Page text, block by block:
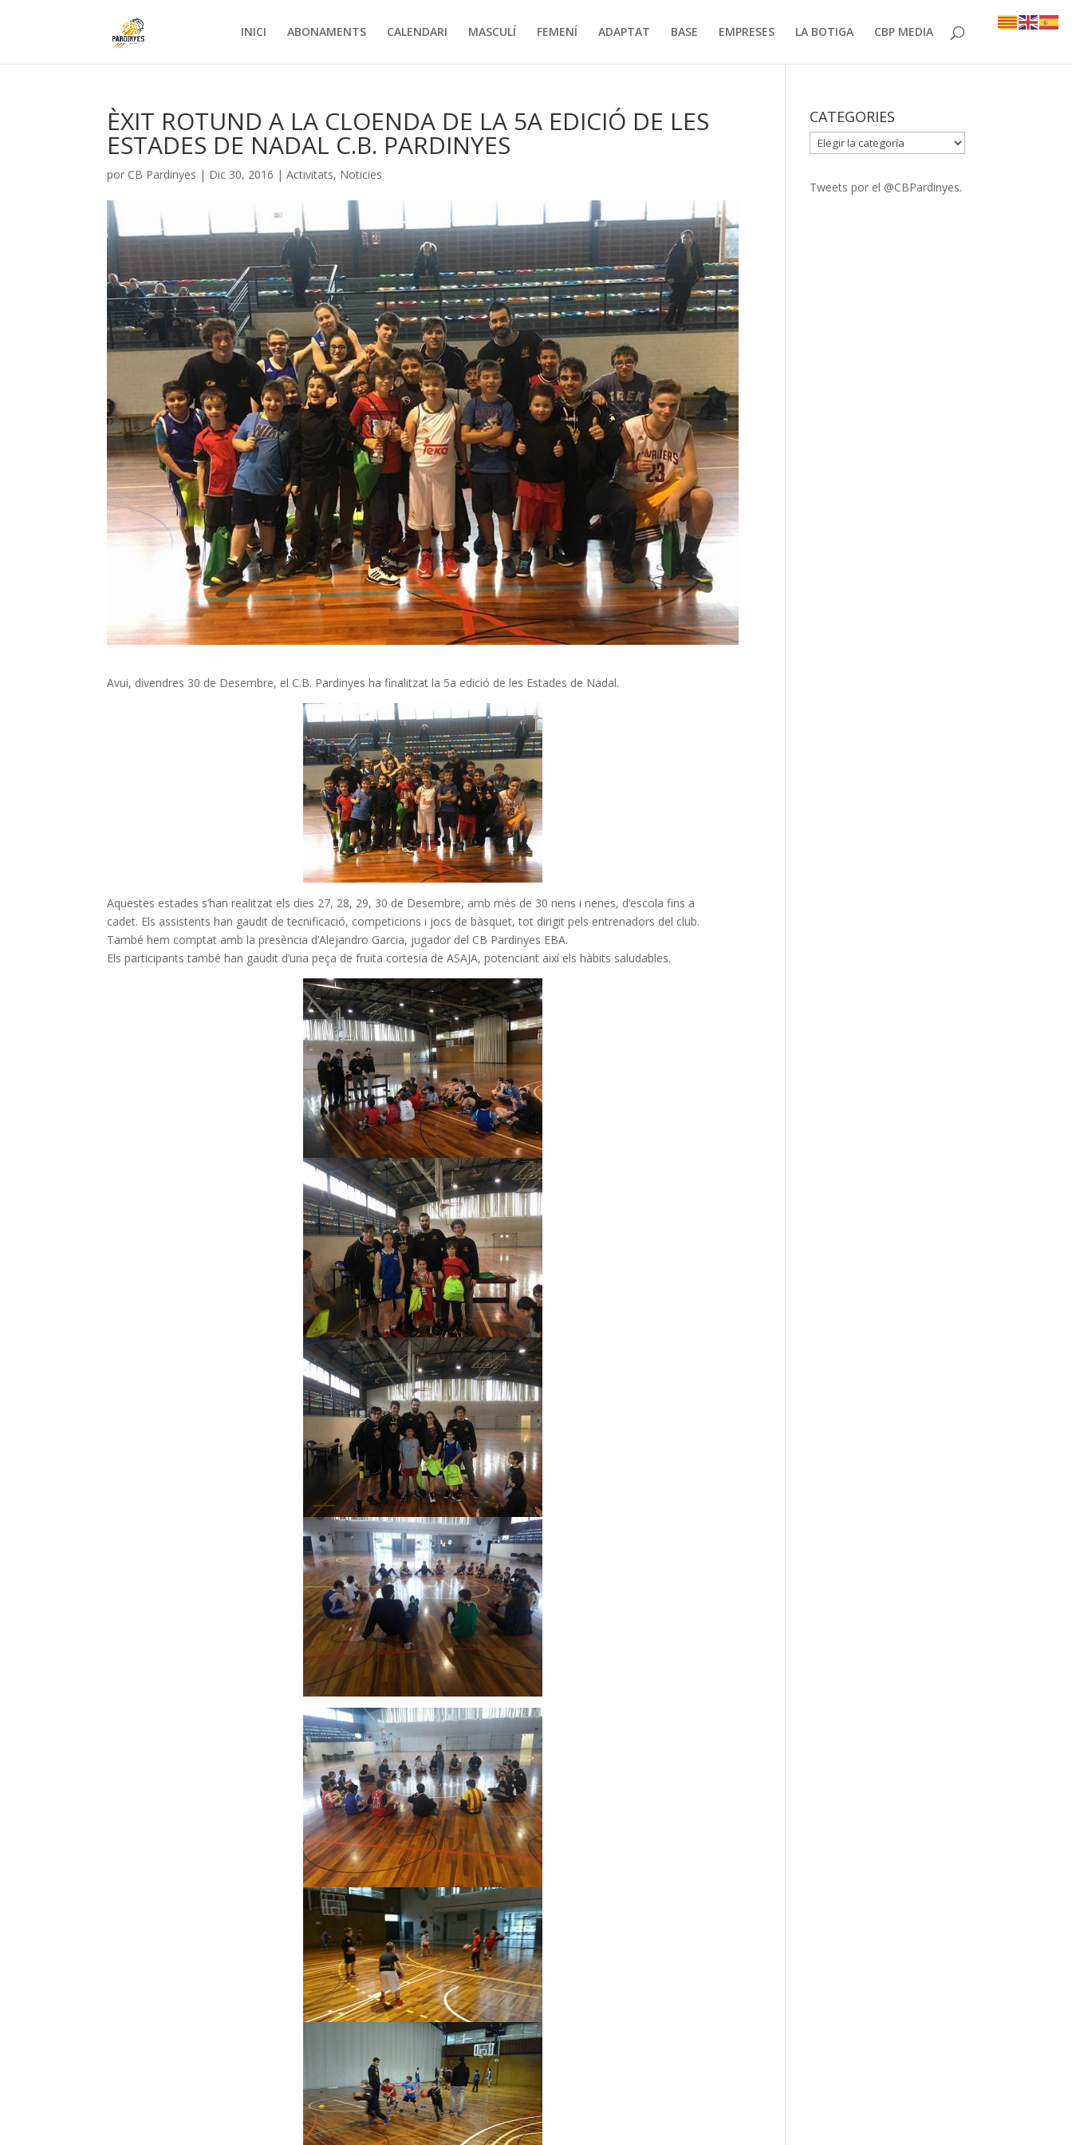
INICI ABONAMENTS CALENDARI MASCULÍ FEMENÍ ADAPTAT BASE EMPRESES LA BOTIGA CBP MEDIA
ÈXIT ROTUND A LA CLOENDA DE LA 5A EDICIÓ DE LES
ESTADES DE NADAL C.B. PARDINYES
por CB Pardinyes | Dic 30, 2016 |Activitats, Noticies
Avui, divendres 30 de Desembre, el C.B. Pardinyes ha finalitzat la 5a edició de les Estades de Nadal.
Aquestes estades s’han realitzat els dies 27, 28, 29, 30 de Desembre, amb més de 30 nens i nenes, d’escola fins a
cadet. Els assistents han gaudit de tecnificació, competicions i jocs de bàsquet, tot dirigit pels entrenadors del club.
També hem comptat amb la presència d’Alejandro Garcia, jugador del CB Pardinyes EBA.
Els participants també han gaudit d’una peça de fruita cortesia de ASAJA, potenciant així els hàbits saludables.
CATEGORIES
CATEGORIES
Tweets por el @CBPardinyes.